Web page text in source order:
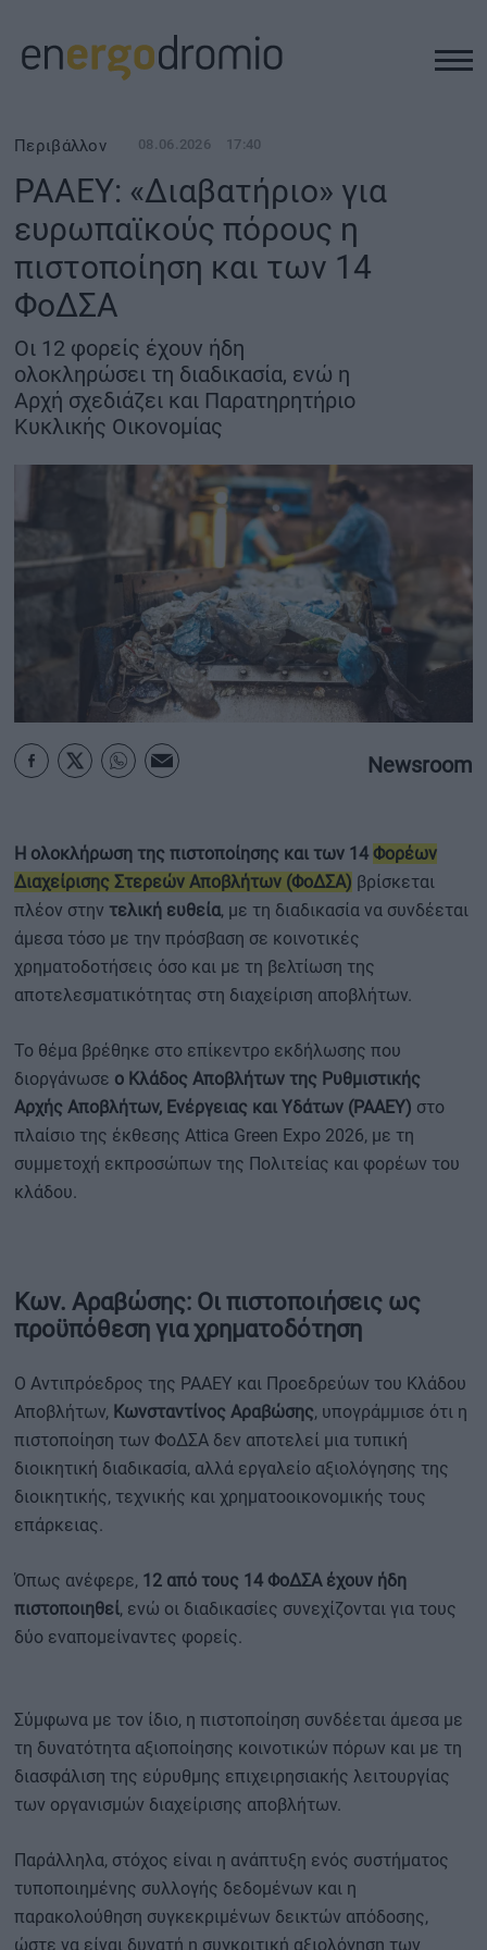
ΥΠΟΔΟΜΕΣ
REAL ESTATE
ΠΕΡΙΒΑΛΛΟΝ
ΕΝΕΡΓΕΙΑ
ΜΕΤΑΦΟΡΕΣ - ΗΛΕΚΤΡΟΚΙΝΗΣΗ
ΨΗΦΙΑΚΟΣ ΚΟΣΜΟΣ
ΟΙΚΟΝΟΜΙΑ - ΕΠΙΧΕΙΡΗΣΕΙΣ
MY PROPERTY
ΚΑΡΑΜΠΟΛΕΣ
Περιβάλλον 08.06.2026 17:40
ΡΑΑΕΥ: «Διαβατήριο» για
ευρωπαϊκούς πόρους η
πιστοποίηση και των 14
ΦοΔΣΑ
Οι 12 φορείς έχουν ήδη
ολοκληρώσει τη διαδικασία, ενώ η
Αρχή σχεδιάζει και Παρατηρητήριο
Κυκλικής Οικονομίας
Newsroom
Η ολοκλήρωση της πιστοποίησης και των 14 Φορέων
Διαχείρισης Στερεών Αποβλήτων (ΦοΔΣΑ) βρίσκεται
πλέον στην τελική ευθεία, με τη διαδικασία να συνδέεται
άμεσα τόσο με την πρόσβαση σε κοινοτικές
χρηματοδοτήσεις όσο και με τη βελτίωση της
αποτελεσματικότητας στη διαχείριση αποβλήτων.
Το θέμα βρέθηκε στο επίκεντρο εκδήλωσης που
διοργάνωσε ο Κλάδος Αποβλήτων της Ρυθμιστικής
Αρχής Αποβλήτων, Ενέργειας και Υδάτων (ΡΑΑΕΥ) στο
πλαίσιο της έκθεσης Attica Green Expo 2026, με τη
συμμετοχή εκπροσώπων της Πολιτείας και φορέων του
κλάδου.
Κων. Αραβώσης: Οι πιστοποιήσεις ως
προϋπόθεση για χρηματοδότηση
Ο Αντιπρόεδρος της ΡΑΑΕΥ και Προεδρεύων του Κλάδου
Αποβλήτων, Κωνσταντίνος Αραβώσης, υπογράμμισε ότι η
πιστοποίηση των ΦοΔΣΑ δεν αποτελεί μια τυπική
διοικητική διαδικασία, αλλά εργαλείο αξιολόγησης της
διοικητικής, τεχνικής και χρηματοοικονομικής τους
επάρκειας.
Όπως ανέφερε, 12 από τους 14 ΦοΔΣΑ έχουν ήδη
πιστοποιηθεί, ενώ οι διαδικασίες συνεχίζονται για τους
δύο εναπομείναντες φορείς.
Σύμφωνα με τον ίδιο, η πιστοποίηση συνδέεται άμεσα με
τη δυνατότητα αξιοποίησης κοινοτικών πόρων και με τη
διασφάλιση της εύρυθμης επιχειρησιακής λειτουργίας
των οργανισμών διαχείρισης αποβλήτων.
Παράλληλα, στόχος είναι η ανάπτυξη ενός συστήματος
τυποποιημένης συλλογής δεδομένων και η
παρακολούθηση συγκεκριμένων δεικτών απόδοσης,
ώστε να είναι δυνατή η συγκριτική αξιολόγηση των